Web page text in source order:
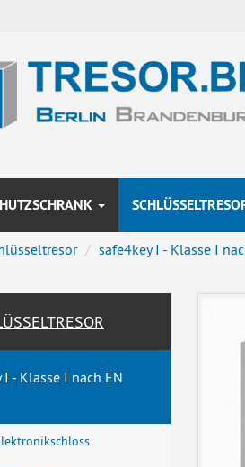
safe4key I - Klasse I
I - Klasse I nach EN